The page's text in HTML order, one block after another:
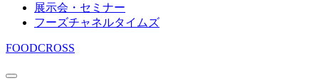
展示会・セミナー
フーズチャネルタイムズ
FOODCROSS